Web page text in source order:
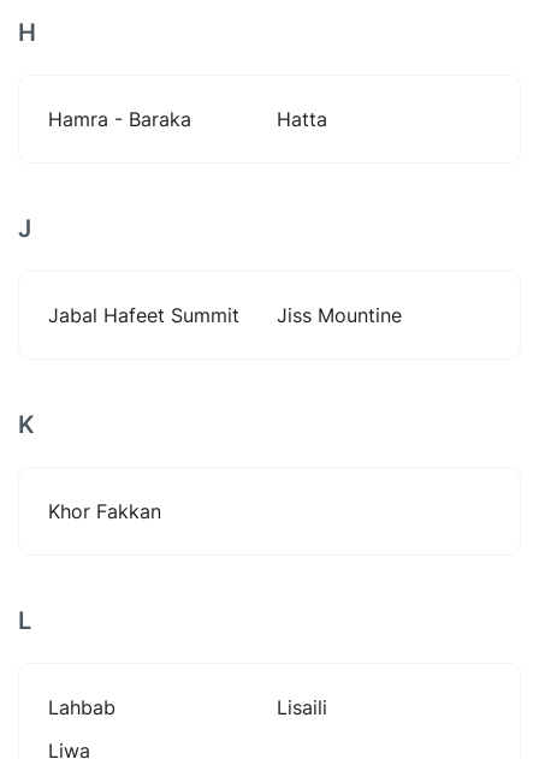
H
Hamra - Baraka Hatta
J
Jabal Hafeet Summit Jiss Mountine
K
Khor Fakkan
L
Lahbab
Lisaili
Liwa